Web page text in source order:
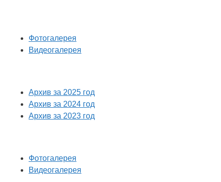
Фотогалерея
Видеогалерея
Архив за 2025 год
Архив за 2024 год
Архив за 2023 год
Фотогалерея
Видеогалерея